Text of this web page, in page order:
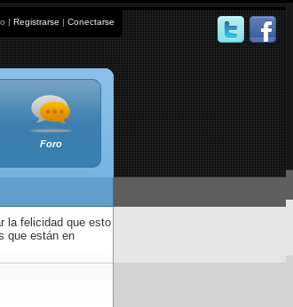
| Registrarse | Conectarse
Foro
la felicidad que esto
que están en